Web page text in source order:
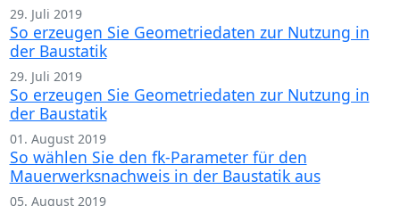
29. Juli 2019
So erzeugen Sie Geometriedaten zur Nutzung in
der Baustatik
29. Juli 2019
So erzeugen Sie Geometriedaten zur Nutzung in
der Baustatik
01. August 2019
So wählen Sie den fk-Parameter für den
Mauerwerksnachweis in der Baustatik aus
05. August 2019